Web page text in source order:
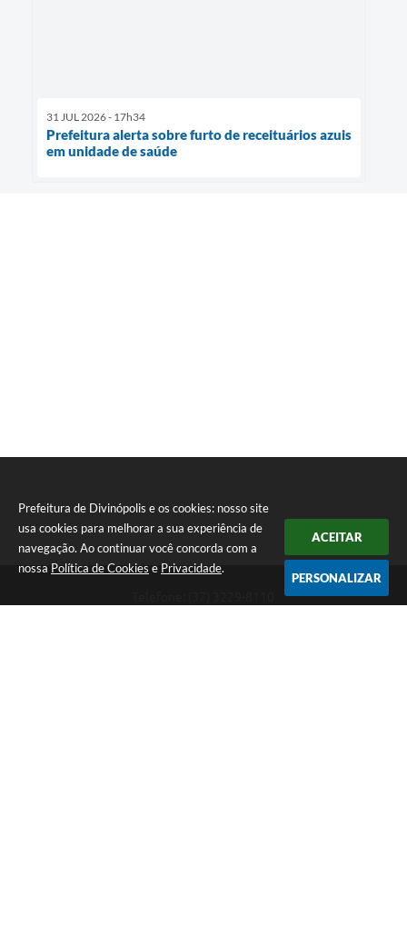
Prefeitura de Divinópolis e os cookies: nosso site
usa cookies para melhorar a sua experiência de
navegação. Ao continuar você concorda com a
nossa Política de Cookies e Privacidade.
ACEITAR
PERSONALIZAR
31 JUL 2026 - 17h34
Prefeitura alerta sobre furto de receituários azuis
em unidade de saúde